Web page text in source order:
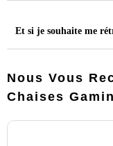
Et si je souhaite me
Nous Vous
Chaises